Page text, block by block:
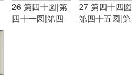
26 第四十図|第
四十一図|第四
27 第四十四
第四十五図|第